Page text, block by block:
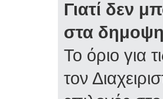
Γιατί δεν
στα
Το όριο για
τον